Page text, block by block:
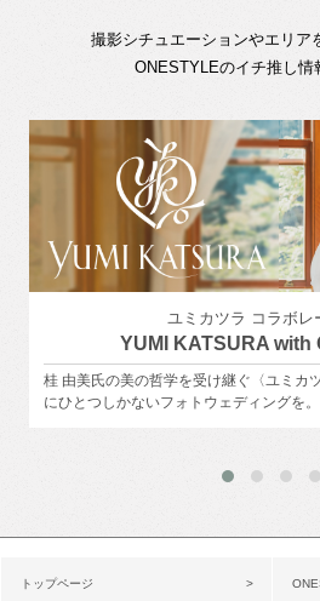
撮影シチュエーションやエリア
ONESTYLEのイチ推し情
ユミカツラ コラボレ
YUMI KATSURA with
桂 由美氏の美の哲学を受け継ぐ〈ユミカ
にひとつしかないフォトウェディングを。
トップページ